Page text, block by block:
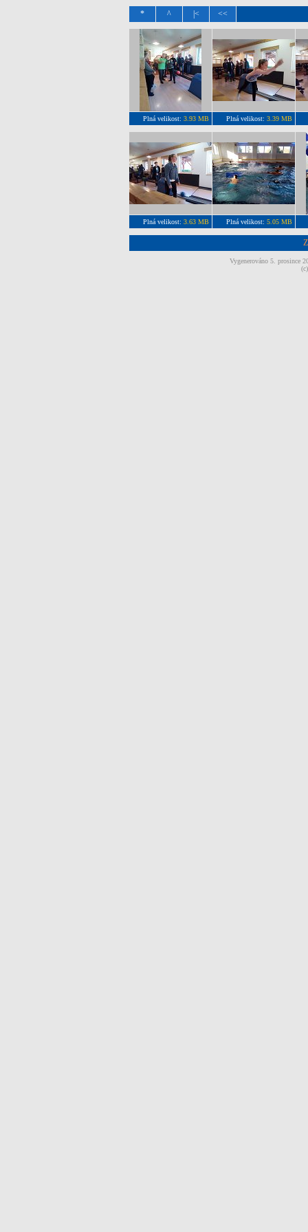
* ^ |< <<
Plná velikost: 3.93 MB Plná velikost: 3.39 MB
Plná velikost: 3.63 MB Plná velikost: 5.05 MB
Vygenerováno 5. prosince